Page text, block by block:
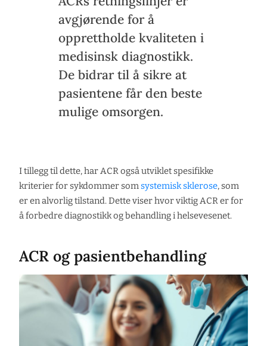
avgjørende for å
opprettholde kvaliteten i
medisinsk diagnostikk.
De bidrar til å sikre at
pasientene får den beste
mulige omsorgen.
I tillegg til dette, har ACR også utviklet spesifikke
kriterier for sykdommer somsystemisk sklerose, som
er en alvorlig tilstand. Dette viser hvor viktig ACR er for
å forbedre diagnostikk og behandling i helsevesenet.
ACR og pasientbehandling